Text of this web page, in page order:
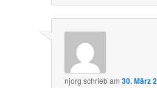
njorg schriebam30. März